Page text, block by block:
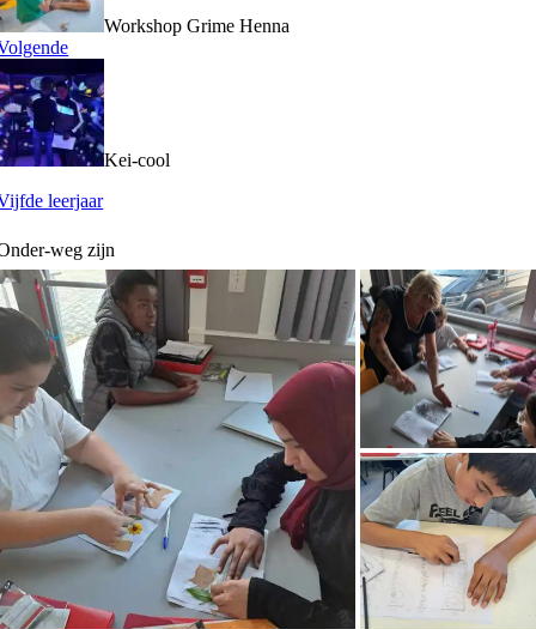
Workshop Grime Henna
Kei-cool
leerjaar
weg zijn